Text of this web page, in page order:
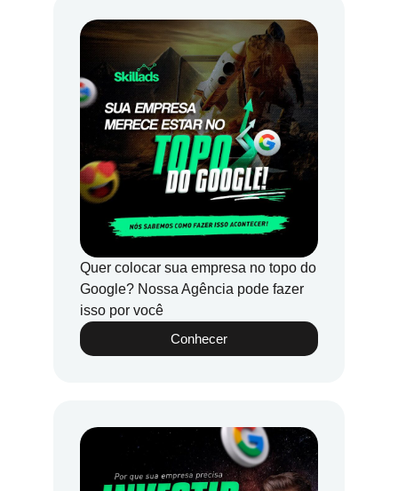
Quer colocar sua empresa no topo do
Google? Nossa Agência pode fazer
isso por você
Conhecer